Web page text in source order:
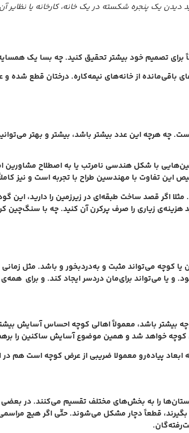
یک پنجره شکسته در یک خانه، کارخانه یا نظایر
تصمیم خود بیشتر تحقیق کنید. چه بسا یک
باقی‌مانده از خانه‌های نیمه‌کاره. درختان قطع
هرچه این عدد بیشتر باشد، بیشتر و بهتر
با شکل هندسی نامرتب یا به اصطلاح مشاورین
تفاوت با مهندسین طراح با تجربه است و نیز کاملاً
اگر قصد ساخت طبقه‌ای در زیر‌زمین را دارید، این
هزینه‌ی زیاری را صرف پرکرن آن کنید. چه با
کوچه می‌تواند مثبت و به‌دردبخور و باشد. مثل
می‌تواند برای‌مان دردسر ایجاد کند. و برای همه‌ی
باشد، معمولاً اهالی کوچه احساس آسایش
آن کوچه خواهد شد و همین موضوع آسایش ساکنین را
پیاده‌رو معمولا ضریبی از عرض کوچه است هم در
را به بخش‌های مختلف تقسیم می‌کنند. در
قطعاً دچار مشکل می‌شوند. حتّی اگر هیچ